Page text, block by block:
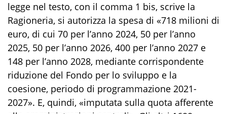
legge nel testo, con il comma 1 bis, scrive la
Ragioneria, si autorizza la spesa di «718 milioni di
euro, di cui 70 per l’anno 2024, 50 per l’anno
2025, 50 per l’anno 2026, 400 per l’anno 2027 e
148 per l’anno 2028, mediante corrispondente
riduzione del Fondo per lo sviluppo e la
coesione, periodo di programmazione 2021-
2027». E, quindi, «imputata sulla quota afferente